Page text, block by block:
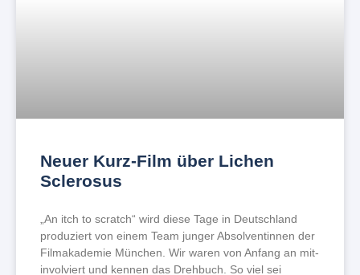
Neuer Kurz-Film über Lichen
Sclerosus
„An itch to scratch“ wird diese Tage in Deutschland
produziert von einem Team junger Absolventinnen der
Filmakademie München. Wir waren von Anfang an mit-
involviert und kennen das Drehbuch. So viel sei